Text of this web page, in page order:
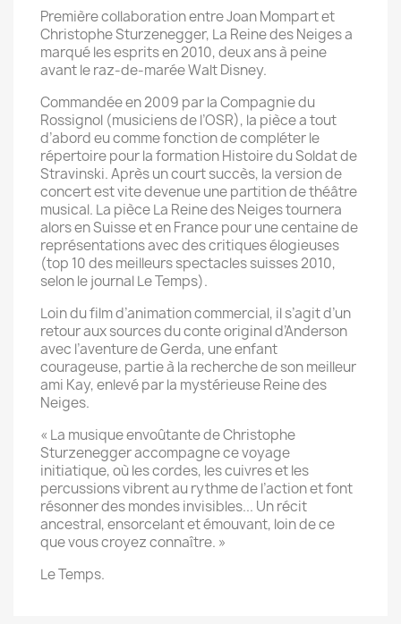
Première collaboration entre Joan Mompart et
Christophe Sturzenegger, La Reine des Neiges a
marqué les esprits en 2010, deux ans à peine
avant le raz-de-marée Walt Disney.
Commandée en 2009 par la Compagnie du
Rossignol (musiciens de l’OSR), la pièce a tout
d’abord eu comme fonction de compléter le
répertoire pour la formation Histoire du Soldat de
Stravinski. Après un court succès, la version de
concert est vite devenue une partition de théâtre
musical. La pièce La Reine des Neiges tournera
alors en Suisse et en France pour une centaine de
représentations avec des critiques élogieuses
(top 10 des meilleurs spectacles suisses 2010,
selon le journal Le Temps).
Loin du film d’animation commercial, il s’agit d’un
retour aux sources du conte original d’Anderson
avec l’aventure de Gerda, une enfant
courageuse, partie à la recherche de son meilleur
ami Kay, enlevé par la mystérieuse Reine des
Neiges.
« La musique envoûtante de Christophe
Sturzenegger accompagne ce voyage
initiatique, où les cordes, les cuivres et les
percussions vibrent au rythme de l’action et font
résonner des mondes invisibles... Un récit
ancestral, ensorcelant et émouvant, loin de ce
que vous croyez connaître. »
Le Temps.